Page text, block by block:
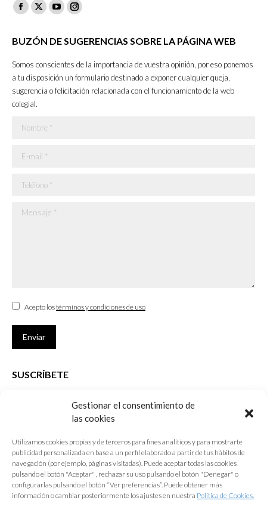
Gestionar el consentimiento de
las cookies
Utilizamos cookies propias y de terceros para fines analíticos y para mostrarte
publicidad personalizada en base a un perfil elaborado a partir de tus hábitos de
navegación (por ejemplo, páginas visitadas). Puede aceptar todas las cookies
pulsando el botón "Aceptar" , rechazar su uso pulsando el botón "Denegar" o
configurarlas pulsando el botón “Ver preferencias”. Puede obtener más
información o cambiar posteriormente los ajustes en nuestra Política de Cookies.
Facebook
opens
new
window
X
opens
new
window
YouTube
opens
new
window
Instagram
opens
in
new
window
BUZÓN DE SUGERENCIAS SOBRE LA PÁGINA WEB
Somos conscientes de la importancia de vuestra opinión, por eso ponemos
a tu disposición un formulario destinado a exponer cualquier queja,
sugerencia o felicitación relacionada con el funcionamiento de la web
colegial.
Nombre *
E-mail *
Teléfono *
Mensaje *
Acepto lostérminos y condiciones de uso
Enviar
SUSCRÍBETE
que desarrolla el Colegio de Arquitectos de Cádiz
E-mail *
Acepto lostérminos y condiciones de uso